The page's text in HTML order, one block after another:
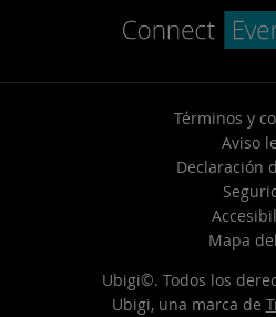
Términos y
Aviso
Declaración
Mapa
Ubigi©. Todos los
Ubigi, una marca de